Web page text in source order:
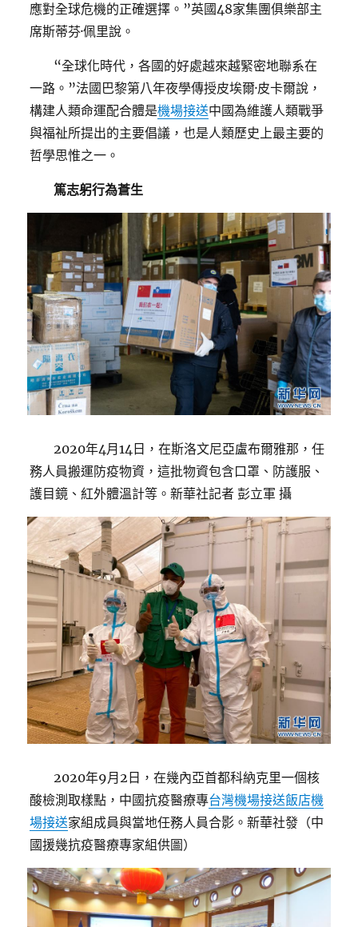
應對全球危機的正確選擇。”英國48家集團俱樂部主
席斯蒂芬·佩里說。
“全球化時代，各國的好處越來越緊密地聯系在
一路。”法國巴黎第八年夜學傳授皮埃爾·皮卡爾說，
構建人類命運配合體是機場接送中國為維護人類戰爭
與福祉所提出的主要倡議，也是人類歷史上最主要的
哲學思惟之一。
篤志躬行為蒼生
2020年4月14日，在斯洛文尼亞盧布爾雅那，任
務人員搬運防疫物資，這批物資包含口罩、防護服、
護目鏡、紅外體溫計等。新華社記者 彭立軍 攝
2020年9月2日，在幾內亞首都科納克里一個核
酸檢測取樣點，中國抗疫醫療專台灣機場接送飯店機
場接送家組成員與當地任務人員合影。新華社發（中
國援幾抗疫醫療專家組供圖）